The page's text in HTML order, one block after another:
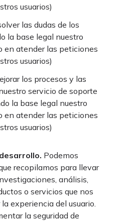
usuarios)
las dudas de los
la base legal nuestro
en atender las peticiones
usuarios)
los procesos y las
servicio de soporte
la base legal nuestro
en atender las peticiones
usuarios)
Podemos
recopilamos para llevar
análisis,
o servicios que nos
experiencia del usuario.
la seguridad de